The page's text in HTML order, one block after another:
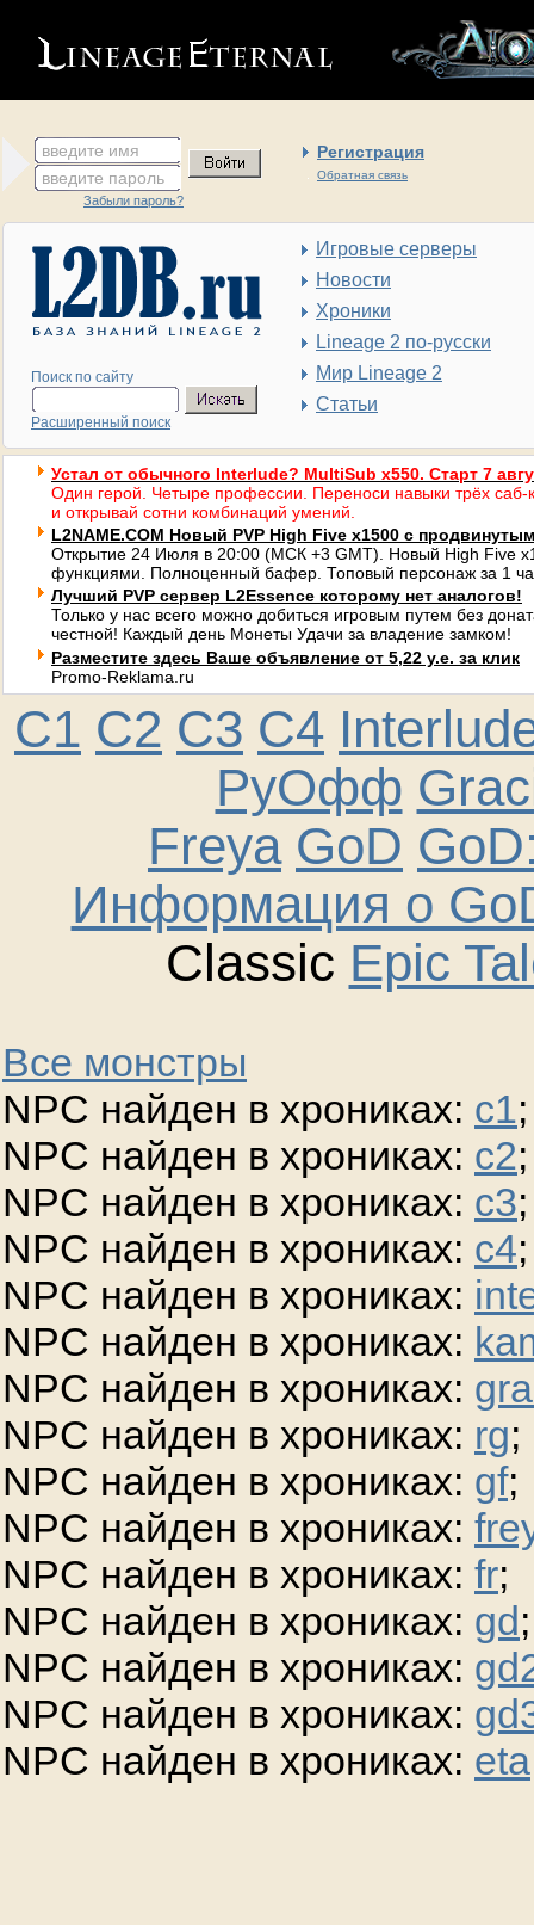
введите имя Регистрация
Обратная связь
введите пароль
Забыли пароль?
Поиск по сайту
Расширенный поиск
Игровые серверы
Новости
Хроники
Lineage 2 по-русски
Мир Lineage 2
Статьи
Устал от обычного Interlude? MultiSub x550. Старт 7
Один герой. Четыре профессии. Переноси навыки трёх саб-
и открывай сотни комбинаций умений.
L2NAME.COM Новый PVP High Five x1500 с
Открытие 24 Июля в 20:00 (МСК +3 GMT). Новый High Five
функциями. Полноценный бафер. Топовый персонаж за 1
Лучший PVP сервер L2Essence которому нет аналогов!
Только у нас всего можно добиться игровым путем без
честной! Каждый день Монеты Удачи за владение замком!
Разместите здесь Ваше объявление от 5,22 у.е. за клик
Promo-Reklama.ru
C1 C2 C3 C4
РуОфф
Freya GoD
Информация о
Classic Epic
Все монстры
NPC найден в хрониках: c1;
NPC найден в хрониках: c2;
NPC найден в хрониках: c3;
NPC найден в хрониках: c4;
NPC найден в хрониках:
NPC найден в хрониках:
NPC найден в хрониках:
NPC найден в хрониках: rg;
NPC найден в хрониках: gf;
NPC найден в хрониках:
NPC найден в хрониках: fr;
NPC найден в хрониках: gd;
NPC найден в хрониках:
NPC найден в хрониках:
NPC найден в хрониках: eta